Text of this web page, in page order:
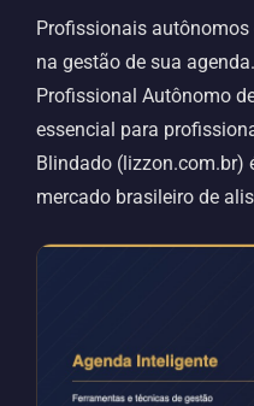
Profissionais
na gestão de sua
Profissional Autônomo
essencial para
Blindado (lizzon.com.br)
mercado brasileiro de